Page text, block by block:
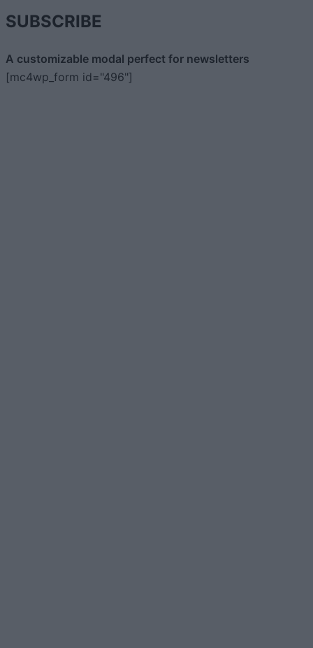
SUBSCRIBE
A customizable modal perfect for newsletters
[mc4wp_form id="496"]